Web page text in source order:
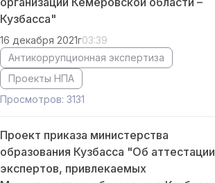
Кузбасса"
16 декабря 2021г03:39
Антикоррупционная экспертиза
Проекты НПА
Просмотров: 3131
Проект приказа министерства
образования Кузбасса "Об аттестации
экспертов, привлекаемых